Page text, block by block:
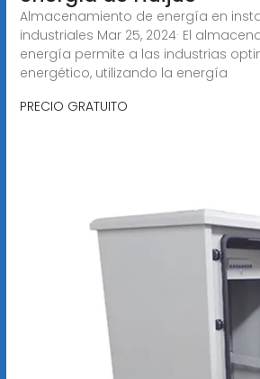
Almacenamiento de energía en
industriales Mar 25, 2024· El
energía permite a las industrias
energético, utilizando la energía
PRECIO GRATUITO